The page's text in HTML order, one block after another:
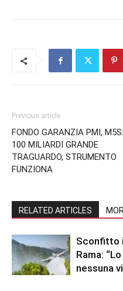
Previous article
FONDO GARANZIA PMI, M5S:
100 MILIARDI GRANDE
TRAGUARDO, STRUMENTO
FUNZIONA
RELATED ARTICLES
Sconfitto
Rama:
nessuna